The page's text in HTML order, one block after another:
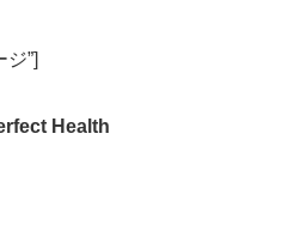
”]
Health